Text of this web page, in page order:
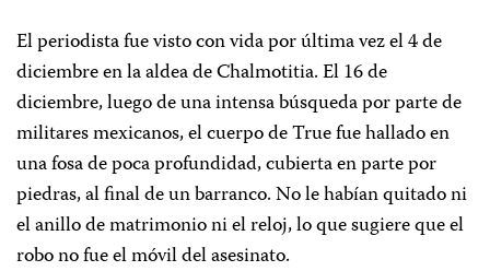
El periodista fue visto con vida por última vez el 4 de
diciembre en la aldea de Chalmotitia. El 16 de
diciembre, luego de una intensa búsqueda por parte de
militares mexicanos, el cuerpo de True fue hallado en
una fosa de poca profundidad, cubierta en parte por
piedras, al final de un barranco. No le habían quitado ni
el anillo de matrimonio ni el reloj, lo que sugiere que el
robo no fue el móvil del asesinato.